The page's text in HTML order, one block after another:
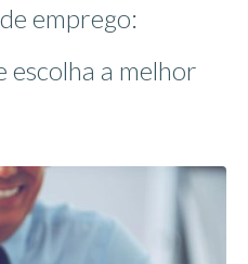
emprego:
escolha a melhor